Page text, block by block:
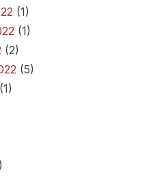
(1)
(1)
(2)
(5)
(1)